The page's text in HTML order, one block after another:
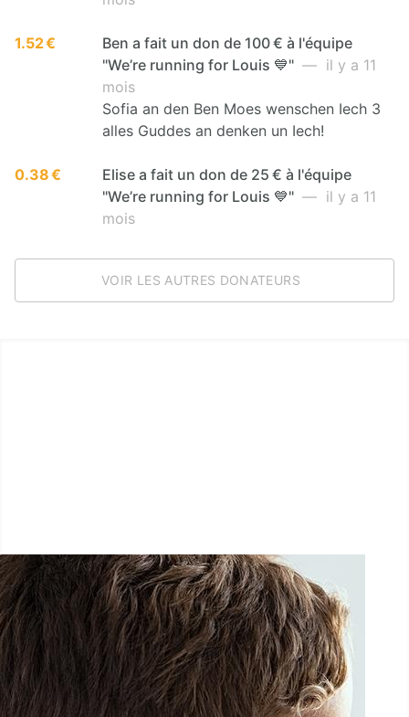
1.52 €
Ben a fait un don de 100 € à l'équipe
"We’re running for Louis 💙" — il y a 11
mois
Sofia an den Ben Moes wenschen Iech 3
alles Guddes an denken un Iech!
0.38 €
Elise a fait un don de 25 € à l'équipe
"We’re running for Louis 💙" — il y a 11
mois
VOIR LES AUTRES DONATEURS